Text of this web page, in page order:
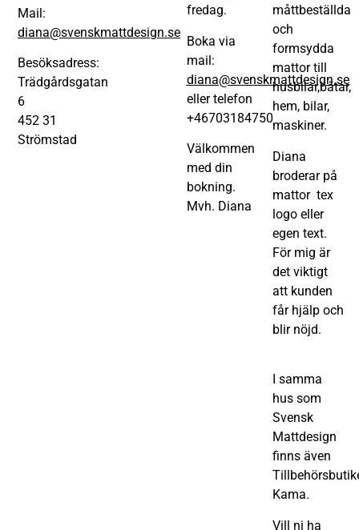
Mail:
diana@svenskmattdesign.se
Besöksadress:
Trädgårdsgatan
6
452 31
Strömstad
fredag.
Boka via
mail:
diana@svenskmattdesign.se
eller telefon
+46703184750
Välkommen
med din
bokning.
Mvh. Diana
måttbeställda
och
formsydda
mattor till
husbilar,båtar,
hem, bilar,
maskiner.
Diana
broderar på
mattor tex
logo eller
egen text.
För mig är
det viktigt
att kunden
får hjälp och
blir nöjd.
I samma
hus som
Svensk
Mattdesign
finns även
Kama.
Vill ni ha